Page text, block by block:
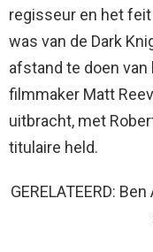
regisseur en het
was van de Dark
afstand te doen
filmmaker Matt
uitbracht, met
titulaire held.
GERELATEERD: